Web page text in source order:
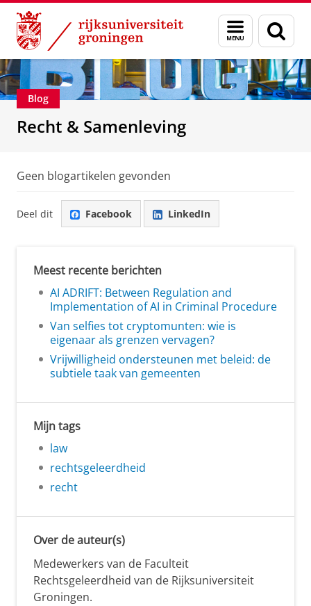
Skip
Content
Skip
Navigation
Menu
en
zoeken
Over ons Recht & Samenleving
Blog
Recht & Samenleving
Geen blogartikelen gevonden
Deel dit Facebook LinkedIn
Meest recente berichten
AI ADRIFT: Between Regulation and
Implementation of AI in Criminal Procedure
Van selfies tot cryptomunten: wie is
eigenaar als grenzen vervagen?
Vrijwilligheid ondersteunen met beleid: de
subtiele taak van gemeenten
Mijn tags
law
rechtsgeleerdheid
recht
Over de auteur(s)
Medewerkers van de Faculteit
Rechtsgeleerdheid van de Rijksuniversiteit
Groningen.